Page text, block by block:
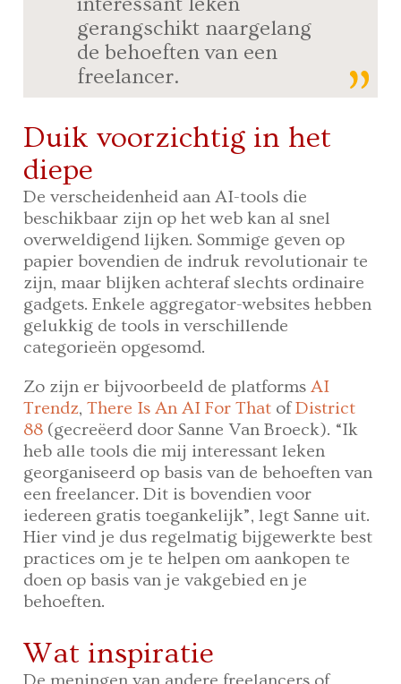
gerangschikt naargelang
de behoeften van een
freelancer.
Duik voorzichtig in het
diepe
De verscheidenheid aan AI-tools die
beschikbaar zijn op het web kan al snel
overweldigend lijken. Sommige geven op
papier bovendien de indruk revolutionair te
zijn, maar blijken achteraf slechts ordinaire
gadgets. Enkele aggregator-websites hebben
gelukkig de tools in verschillende
categorieën opgesomd.
Zo zijn er bijvoorbeeld de platformsAI
Trendz,There Is An AI For That ofDistrict
88 (gecreëerd door Sanne Van Broeck). “Ik
heb alle tools die mij interessant leken
georganiseerd op basis van de behoeften van
een freelancer. Dit is bovendien voor
iedereen gratis toegankelijk”, legt Sanne uit.
Hier vind je dus regelmatig bijgewerkte best
practices om je te helpen om aankopen te
doen op basis van je vakgebied en je
behoeften.
Wat inspiratie